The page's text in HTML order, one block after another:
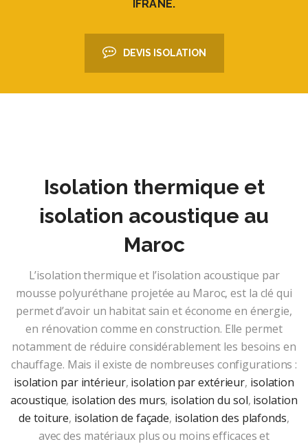
IFRANE.
DEVIS ISOLATION
Isolation thermique et
isolation acoustique au
Maroc
L’isolation thermique et l’isolation acoustique par
mousse polyuréthane projetée au Maroc, est la clé qui
permet d’avoir un habitat sain et économe en énergie,
en rénovation comme en construction. Elle permet
notamment de réduire considérablement les besoins en
chauffage. Mais il existe de nombreuses configurations :
isolation par intérieur, isolation par extérieur, isolation
acoustique, isolation des murs, isolation du sol, isolation
de toiture, isolation de façade, isolation des plafonds,
avec des matériaux plus ou moins efficaces et